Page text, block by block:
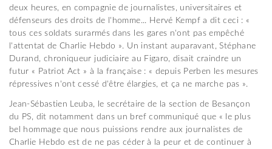
deux heures, en compagnie de journalistes, universitaires et
défenseurs des droits de l'homme... Hervé Kempf a dit ceci : «
tous ces soldats surarmés dans les gares n'ont pas empêché
l'attentat de Charlie Hebdo ». Un instant auparavant, Stéphane
Durand, chroniqueur judiciaire au Figaro, disait craindre un
futur « Patriot Act » à la française : « depuis Perben les mesures
répressives n'ont cessé d'être élargies, et ça ne marche pas ».
Jean-Sébastien Leuba, le secrétaire de la section de Besançon
du PS, dit notamment dans un bref communiqué que « le plus
bel hommage que nous puissions rendre aux journalistes de
Charlie Hebdo est de ne pas céder à la peur et de continuer à